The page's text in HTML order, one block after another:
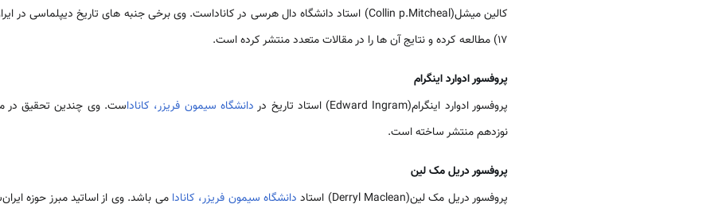
17) مطالعه کرده و نتایج آن ها را در مقالات متعدد منتشر کرده است.
پروفسور ادوارد اینگرام
پروفسور ادوارد اینگرام(Edward Ingram) استاد تاریخ‏ در
دانشگاه سیمون فریزر، کاناداست. وی چندین تحقیق در
نوزدهم منتشر ساخته است.
پروفسور دریل مک لین
پروفسور دریل مک لین(Derryl Maclean) استاد
دانشگاه سیمون فریزر، کانادا می باشد. وی از اساتید مبرز حوزه